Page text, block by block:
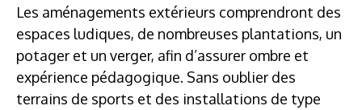
Les aménagements extérieurs comprendront des
espaces ludiques, de nombreuses plantations, un
potager et un verger, afin d’assurer ombre et
expérience pédagogique. Sans oublier des
terrains de sports et des installations de type